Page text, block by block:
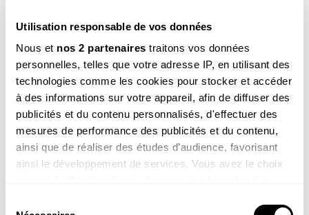
Utilisation responsable de vos données
Nous et nos 2 partenaires traitons vos données
personnelles, telles que votre adresse IP, en utilisant des
technologies comme les cookies pour stocker et accéder
à des informations sur votre appareil, afin de diffuser des
publicités et du contenu personnalisés, d'effectuer des
mesures de performance des publicités et du contenu,
ainsi que de réaliser des études d’audience, favorisant
ainsi le développement de services. Vous avez le choix
l’œuvre de larousserole effarvatte! Au fait,
regardez bien les œufs. Ne voyez pas quelque chose
qui cloche ? Eh oui, il y a bien, dans le lot, un œuf
de coucou !
Lire aussi :récit et dessins, la rencontre entre le
coucou gris et le peintre naturaliste Jean
Chevallier